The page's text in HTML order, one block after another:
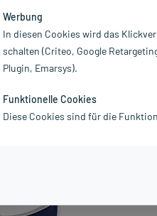
sichern
Werbung
In diesen Cookies wird das
schalten (Criteo, Google
Plugin, Emarsys).
Funktionelle Cookies
Diese Cookies sind für die